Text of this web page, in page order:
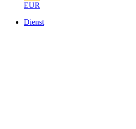
EUR
Dienst